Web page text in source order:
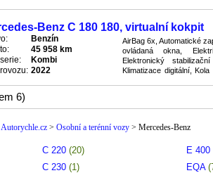
Benz C 180 180, virtualní kokpit
Benzín
45 958 km
Kombi
2022
AirBag 6x, Automatické
ovládaná okna,
Elektronický
Klimatizace digitální,
6)
Autorychle.cz > Osobní a terénní vozy > Mercedes-Benz
C 220 (20)
C 230 (1)
E 400
EQA